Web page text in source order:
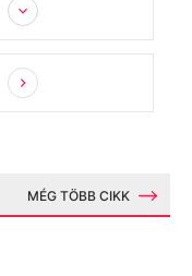
MÉG TÖBB CIKK